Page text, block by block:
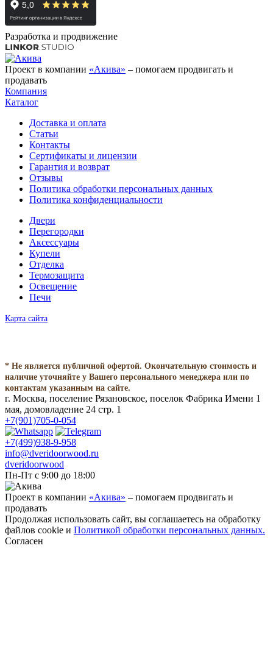
Разработка и продвижение
Проект в компании «Акива» – помогаем продвигать и
продавать
Компания
Каталог
Доставка и оплата
Статьи
Контакты
Сертификаты и лицензии
Гарантия и возврат
Отзывы
Политика обработки персональных данных
Политика конфиденциальности
Двери
Перегородки
Аксессуары
Купели
Отделка
Термозащита
Освещение
Печи
Карта сайта
* Не является публичной офертой. Окончательную стоимость и
наличие уточняйте у Вашего персонального менеджера или по
контактам указанным на сайте.
г. Москва, поселение Рязановское, поселок Фабрика Имени 1
мая, домовладение 24 стр. 1
+7(901)705-0-054
+7(499)938-9-958
info@dveridoorwood.ru
dveridoorwood
Пн-Пт с 9:00 до 18:00
Проект в компании «Акива» – помогаем продвигать и
продавать
Продолжая использовать сайт, вы соглашаетесь на обработку
файлов cookie и Политикой обработки персональных данных.
Согласен